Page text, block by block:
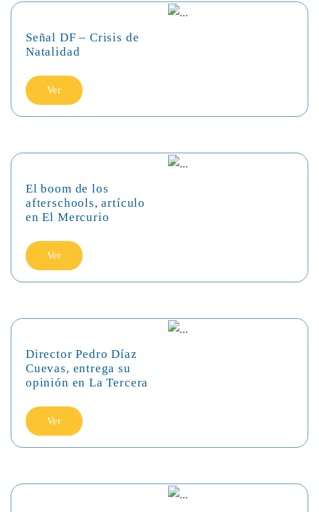
Señal DF – Crisis de
Natalidad
Ver
El boom de los
afterschools, artículo
en El Mercurio
Ver
Director Pedro Díaz
Cuevas, entrega su
opinión en La Tercera
Ver